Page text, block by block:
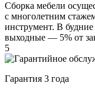
Сборка мебели
с многолетним
инструмент. В
выходные — 5% от
5
Гарантия 3 года